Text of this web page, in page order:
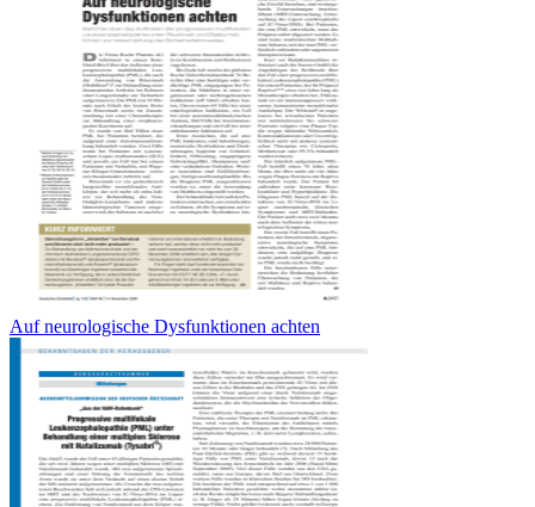
Auf neurologische Dysfunktionen achten